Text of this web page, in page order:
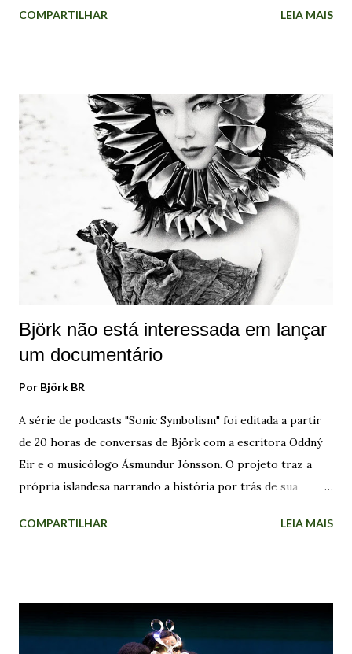
mundial, e gerou grande interesse para a cena alternativa
Eles lançaram três discos e estiveram em atividade até 1992.
Em 2006, a banda se reuniu pela última vez para uma
apresentação, em Reykjavík. Os integrantes já tinham
formado projetos de música punk ao lado de Björk.
Inicialmente, eles desenvolveram o selo Smekkleysa (Bad
Taste), com o lançamento de uma série de projetos
musicais e literários. Na intenção de conseguir dinheiro
para a criação dessas obras, os membros perceberam que
precisavam de uma ferramenta...
COMPARTILHAR LEIA MAIS
Björk não está interessada em lançar
um documentário
Por Björk BR
A série de podcasts "Sonic Symbolism" foi editada a partir
de 20 horas de conversas de Björk com a escritora Oddný
Eir e o musicólogo Ásmundur Jónsson. O projeto traz a
própria islandesa narrando a história por trás de sua
terapêutico. A razão pela qual decidi fazer foi que eu estava
pessoa fará!". A cantora explicou que os documentários
feitos sobre artistas mulheres são "realmente injustos, às
COMPARTILHAR LEIA MAIS